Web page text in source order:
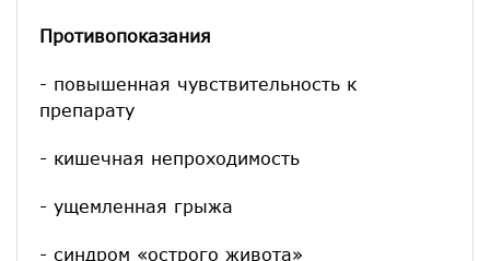
Противопоказания
- повышенная чувствительность к
препарату
- кишечная непроходимость
- ущемленная грыжа
- синдром «острого живота»